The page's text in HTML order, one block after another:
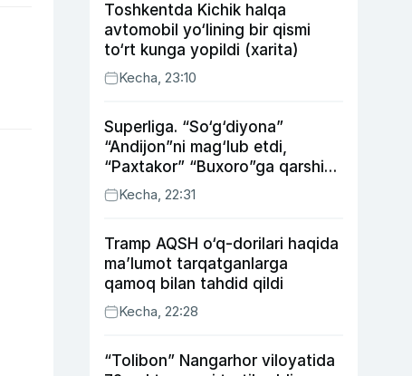
Toshkentda Kichik halqa
avtomobil yo‘lining bir qismi
to‘rt kunga yopildi (xarita)
Kecha, 23:10
Superliga. “So‘g‘diyona”
“Andijon”ni mag‘lub etdi,
“Paxtakor” “Buxoro”ga qarshi
bahsda g‘alabani qo‘ldan
chiqardi
Kecha, 22:31
Tramp AQSH o‘q-dorilari haqida
ma’lumot tarqatganlarga
qamoq bilan tahdid qildi
Kecha, 22:28
“Tolibon” Nangarhor viloyatida